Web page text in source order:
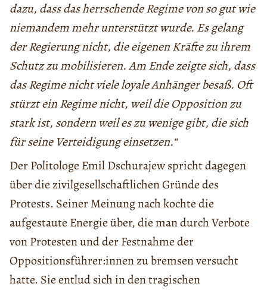
dazu, dass das herrschende Regime von so gut wie
niemandem mehr unterstützt wurde. Es gelang
der Regierung nicht, die eigenen Kräfte zu ihrem
Schutz zu mobilisieren. Am Ende zeigte sich, dass
das Regime nicht viele loyale Anhänger besaß. Oft
stürzt ein Regime nicht, weil die Opposition zu
stark ist, sondern weil es zu wenige gibt, die sich
für seine Verteidigung einsetzen.“
Der Politologe Emil Dschurajew spricht dagegen
über die zivilgesellschaftlichen Gründe des
Protests. Seiner Meinung nach kochte die
aufgestaute Energie über, die man durch Verbote
von Protesten und der Festnahme der
Oppositionsführer:innen zu bremsen versucht
hatte. Sie entlud sich in den tragischen